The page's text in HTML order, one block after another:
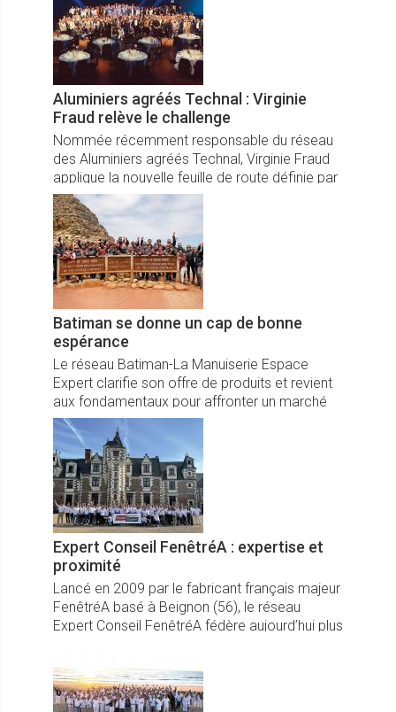
Aluminiers agréés Technal : Virginie
Fraud relève le challenge
Nommée récemment responsable du réseau
des Aluminiers agréés Technal, Virginie Fraud
applique la nouvelle feuille de route définie par
le comité national du Groupe Hydro.
Batiman se donne un cap de bonne
espérance
Le réseau Batiman-La Manuiserie Espace
Expert clarifie son offre de produits et revient
aux fondamentaux pour affronter un marché
plus concurrentiel.
Expert Conseil FenêtréA : expertise et
proximité
Lancé en 2009 par le fabricant français majeur
FenêtréA basé à Beignon (56), le réseau
Expert Conseil FenêtréA fédère aujourd’hui plus